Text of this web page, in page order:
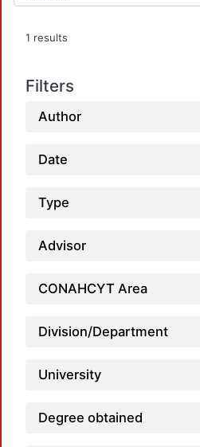
1 results
Filters
Author
Date
Type
Advisor
CONAHCYT Area
Division/Department
University
Degree obtained